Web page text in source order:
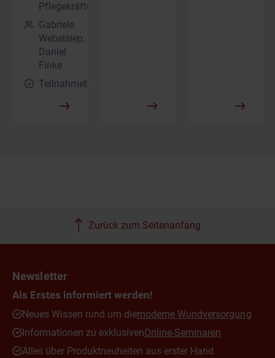
Pflegekräfte
Gabriele
Webelsiep,
Daniel
Finke
Teilnahmebescheinigung
Zurück zum Seitenanfang
Newsletter
Als Erstes informiert werden!
Neues Wissen rund um diemoderne Wundversorgung
Informationen zu exklusivenOnline-Seminaren
Alles über Produktneuheiten aus erster Hand